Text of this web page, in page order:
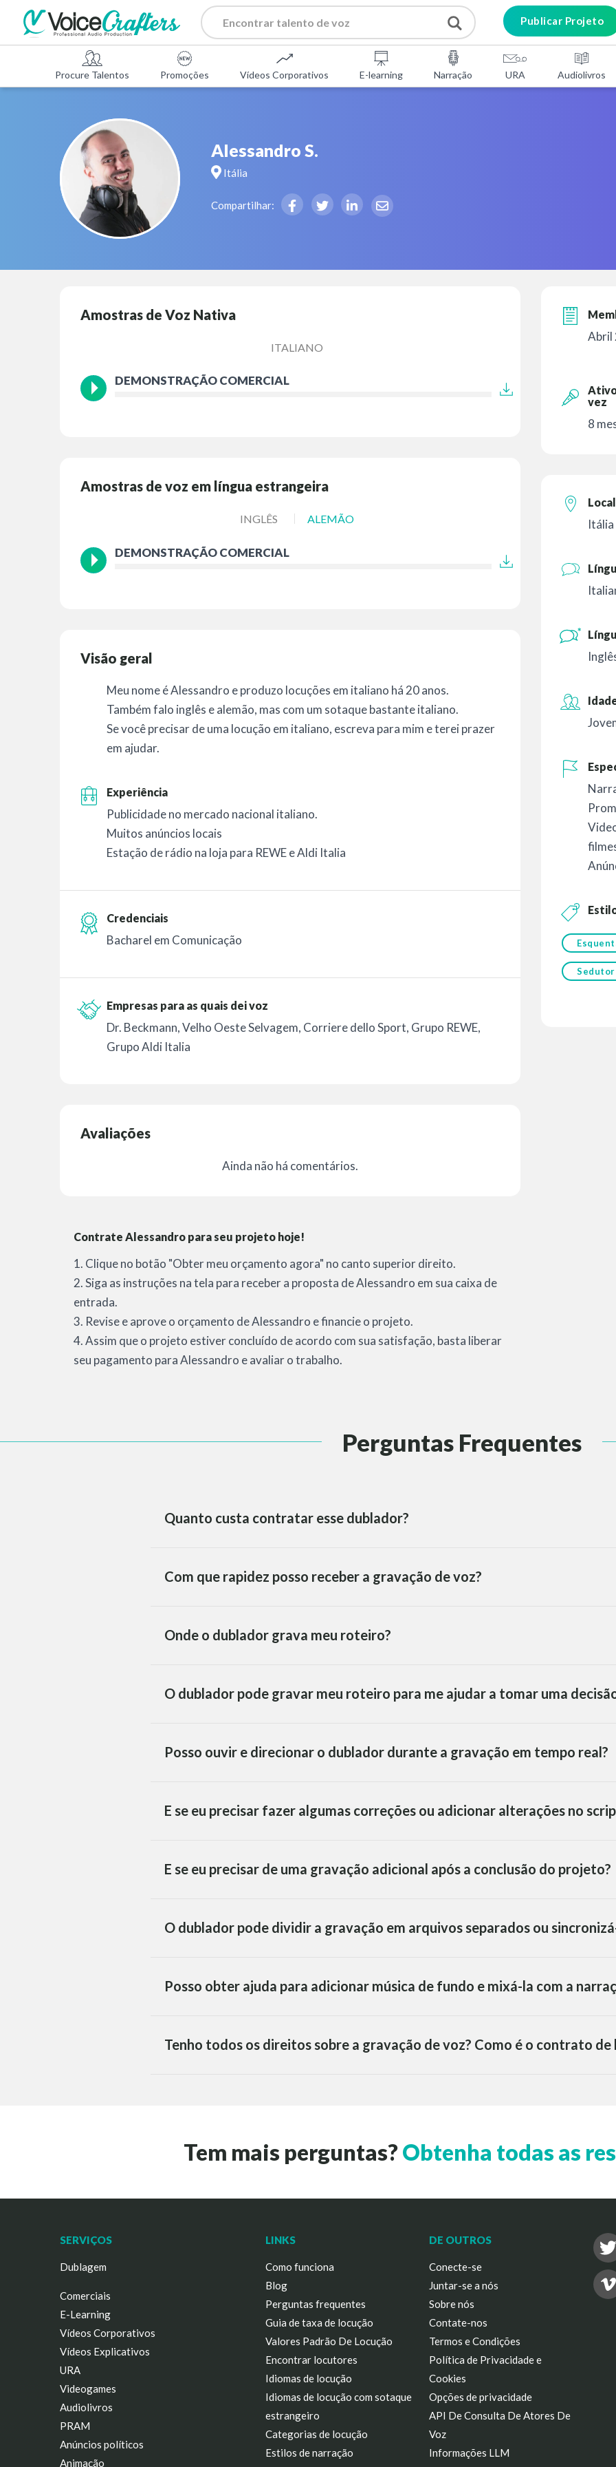
Publicar Projeto
Procure Talentos Promoções Vídeos Corporativos E-learning Narração URA Audiolivros
Alessandro S.
Itália
Compartilhar:
Amostras de Voz Nativa
ITALIANO
DEMONSTRAÇÃO COMERCIAL
Amostras de voz em língua estrangeira
INGLÊS ALEMÃO
DEMONSTRAÇÃO COMERCIAL
Visão geral
Meu nome é Alessandro e produzo locuções em italiano há 20 anos.
Também falo inglês e alemão, mas com um sotaque bastante italiano.
Se você precisar de uma locução em italiano, escreva para mim e terei prazer
em ajudar.
Experiência
Publicidade no mercado nacional italiano.
Muitos anúncios locais
Estação de rádio na loja para REWE e Aldi Italia
Credenciais
Bacharel em Comunicação
Empresas para as quais dei voz
Dr. Beckmann, Velho Oeste Selvagem, Corriere dello Sport, Grupo REWE,
Grupo Aldi Italia
Avaliações
Ainda não há comentários.
Contrate Alessandro para seu projeto hoje!
1. Clique no botão "Obter meu orçamento agora" no canto superior direito.
2. Siga as instruções na tela para receber a proposta de Alessandro em sua caixa de
entrada.
3. Revise e aprove o orçamento de Alessandro e financie o projeto.
4. Assim que o projeto estiver concluído de acordo com sua satisfação, basta liberar
seu pagamento para Alessandro e avaliar o trabalho.
Abril
vez
8
Itália
Sedutor
Perguntas Frequentes
Quanto custa contratar esse dublador?
Com que rapidez posso receber a gravação de voz?
Onde o dublador grava meu roteiro?
O dublador pode gravar meu roteiro para me ajudar a tomar uma
Posso ouvir e direcionar o dublador durante a gravação em tempo real?
E se eu precisar fazer algumas correções ou adicionar alterações no
E se eu precisar de uma gravação adicional após a conclusão do projeto?
O dublador pode dividir a gravação em arquivos separados ou
Posso obter ajuda para adicionar música de fundo e mixá-la com a
Tenho todos os direitos sobre a gravação de voz? Como é o contrato de
Tem mais perguntas? Obtenha todas as
SERVIÇOS
Dublagem
Comerciais
E-Learning
Vídeos Corporativos
Vídeos Explicativos
URA
Videogames
Audiolivros
PRAM
Anúncios políticos
Animação
LINKS
Como funciona
Blog
Perguntas frequentes
Guia de taxa de locução
Valores Padrão De Locução
Encontrar locutores
Idiomas de locução
Idiomas de locução com sotaque
estrangeiro
Categorias de locução
Estilos de narração
DE OUTROS
Conecte-se
Juntar-se a nós
Sobre nós
Contate-nos
Termos e Condições
Política de Privacidade e
Cookies
Opções de privacidade
API De Consulta De Atores De
Voz
Informações LLM